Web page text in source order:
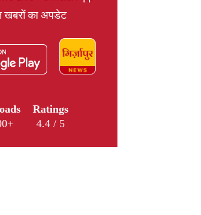
खबरों का अपडेट
Ratings
4.4 / 5